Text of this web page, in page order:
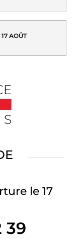
17 AOÛT
le 17
39